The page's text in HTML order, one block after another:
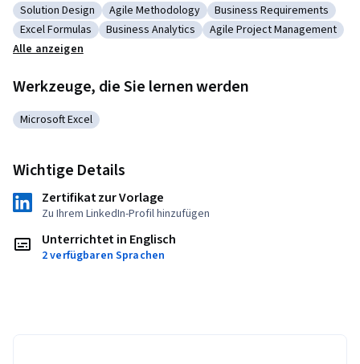
Kategorie: Solution Design
Solution Design Kategorie: Agile Methodology
Agile Methodology Kategorie: Business
Business Requirements
Kategorie: Excel Formulas
Excel Formulas Kategorie: Business Analytics
Business Analytics Kategorie: Agile Project
Agile Project Management
Alle anzeigen
Werkzeuge, die Sie lernen werden
Kategorie: Microsoft Excel
Microsoft Excel
Wichtige Details
Zertifikat zur Vorlage
Zu Ihrem LinkedIn-Profil hinzufügen
Unterrichtet in Englisch
2 verfügbaren Sprachen